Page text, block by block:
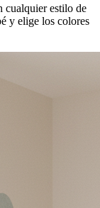
cualquier estilo de
y elige los colores